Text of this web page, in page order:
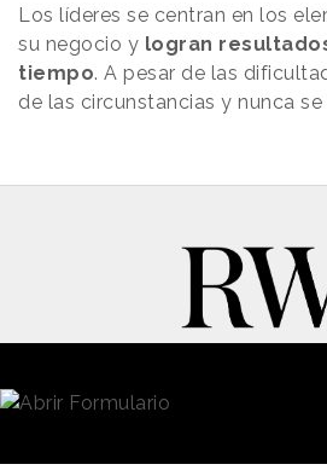
Los líderes se centran en los
su negocio y logran
tiempo. A pesar de las
de las circunstancias y nunca
Contacto